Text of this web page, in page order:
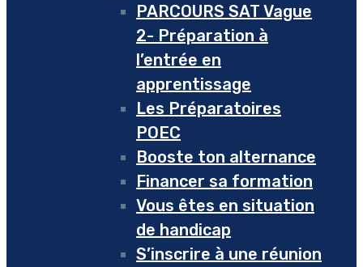
PARCOURS SAT Vague
2- Préparation à
l’entrée en
apprentissage
Les Préparatoires
POEC
Booste ton alternance
Financer sa formation
Vous êtes en situation
de handicap
S’inscrire à une réunion